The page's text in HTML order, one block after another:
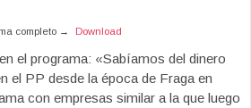
completo → Download
el programa: «Sabíamos del dinero
el PP desde la época de Fraga en
con empresas similar a la que luego